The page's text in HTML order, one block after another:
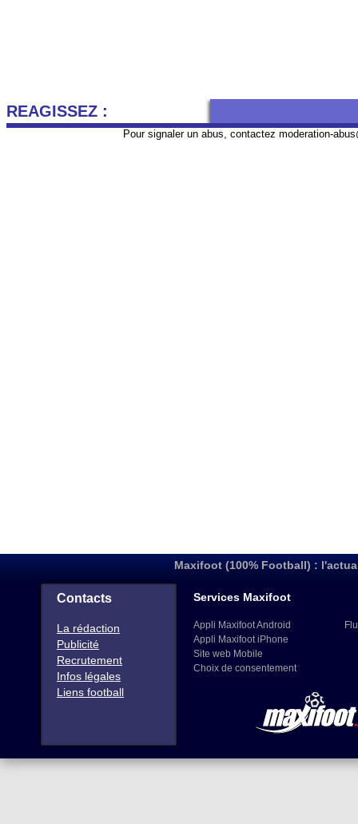
REAGISSEZ :
Pour signaler un abus, contactez moderation-
Maxifoot (100% Football) :
Contacts
La rédaction
Publicité
Recrutement
Infos légales
Liens football
Services Maxifoot
Appli Maxifoot Android
Appli Maxifoot iPhone
Site web Mobile
Choix de consentement